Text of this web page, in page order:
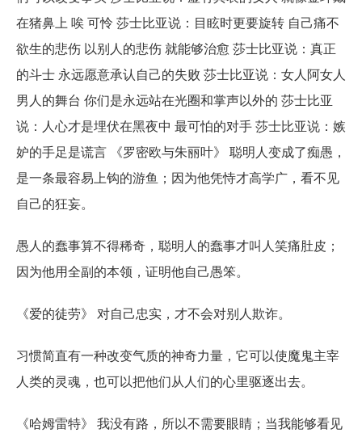
在猪鼻上 唉 可怜 莎士比亚说：目眩时更要旋转 自己痛不
欲生的悲伤 以别人的悲伤 就能够治愈 莎士比亚说：真正
的斗士 永远愿意承认自己的失败 莎士比亚说：女人阿女人
男人的舞台 你们是永远站在光圈和掌声以外的 莎士比亚
说：人心才是埋伏在黑夜中 最可怕的对手 莎士比亚说：嫉
妒的手足是谎言 《罗密欧与朱丽叶》 聪明人变成了痴愚，
是一条最容易上钩的游鱼；因为他凭恃才高学广，看不见
自己的狂妄。
愚人的蠢事算不得稀奇，聪明人的蠢事才叫人笑痛肚皮；
因为他用全副的本领，证明他自己愚笨。
《爱的徒劳》 对自己忠实，才不会对别人欺诈。
习惯简直有一种改变气质的神奇力量，它可以使魔鬼主宰
人类的灵魂，也可以把他们从人们的心里驱逐出去。
《哈姆雷特》 我没有路，所以不需要眼睛；当我能够看见